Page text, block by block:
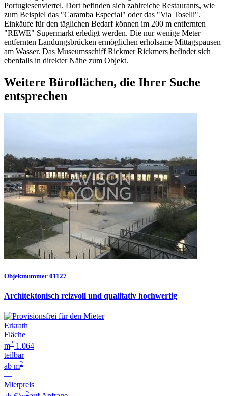
Portugiesenviertel. Dort befinden sich zahlreiche Restaurants, wie
zum Beispiel das "Caramba Especial" oder das "Via Toselli".
Einkäufe für den täglichen Bedarf können im 200 m entfernten
"REWE" Supermarkt erledigt werden. Die nur wenige Meter
entfernten Landungsbrücken ermöglichen erholsame Mittagspausen
am Wasser. Das Museumsschiff Rickmer Rickmers befindet sich
ebenfalls in direkter Nähe zum Objekt.
Weitere Büroflächen, die Ihrer Suche
entsprechen
Objektnummer 01127
Architektonisch reizvoll und qualitativ hochwertig
Erkrath
Fläche
m2 1.064
teilbar
ab m2
—
Mietpreis
2